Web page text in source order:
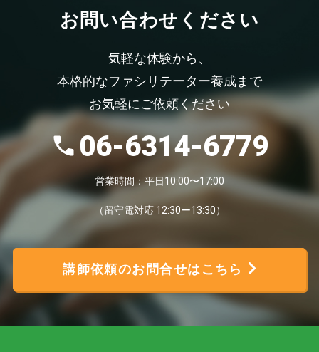
お問い合わせください
気軽な体験から、
本格的なファシリテーター養成まで
お気軽にご依頼ください
06-6314-6779
営業時間：平日10:00〜17:00
（留守電対応 12:30ー13:30）
講師依頼のお問合せはこちら